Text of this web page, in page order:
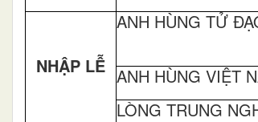
NHẬP LỄ
ANH HÙNG TỬ
ANH HÙNG VIỆT
LÒNG TRUNG